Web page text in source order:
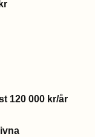
120 000 kr/år